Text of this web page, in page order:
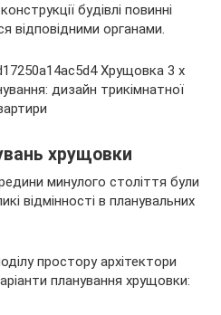
будівлі повинні
відповідними органами.
хрущовки
минулого століття були
відмінності в планувальних
простору архітектори
планування хрущовки: